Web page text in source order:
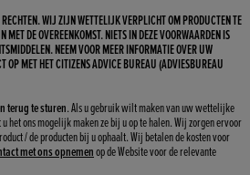
WIJ ZIJN WETTELIJK VERPLICHT OM PRODUCTEN TE
MET DE OVEREENKOMST. NIETS IN DEZE VOORWAARDEN IS
NEEM VOOR MEER INFORMATIE OVER UW
OP MET HET CITIZENS ADVICE BUREAU (ADVIESBUREAU
terug te sturen. Als u gebruik wilt maken van uw wettelijke
het ons mogelijk maken ze bij u op te halen. Wij zorgen ervoor
/ de producten bij u ophaalt. Wij betalen de kosten voor
met ons opnemenop de Website voor de relevante